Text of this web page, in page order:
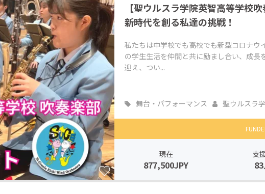
【聖ウルスラ学院英智高等学校
新時代を創る私達の挑戦！
私たちは中学校でも高校でも新型コロナウ
の学生生活を仲間と共に励まし合い、成長
迎え、つい...
舞台・パフォーマンス 聖ウルスラ
現在
877,500JPY
支